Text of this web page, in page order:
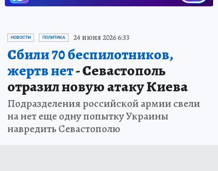
НОВОСТИ ПОЛИТИКА 24 июня 2026 6:33
Сбили 70 беспилотников,
жертв нет- Севастополь
отразил новую атаку Киева
Подразделения российской армии свели
на нет еще одну попытку Украины
навредить Севастополю